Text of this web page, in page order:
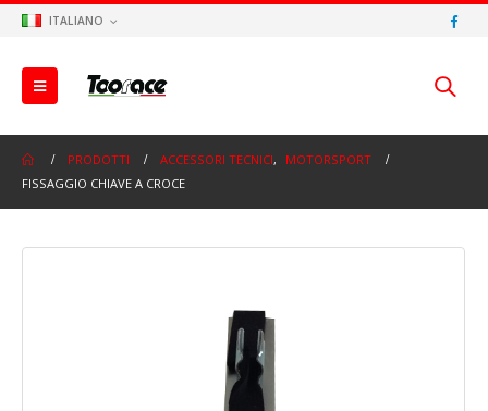
ITALIANO
PRODOTTI ACCESSORI TECNICI,
MOTORSPORT
FISSAGGIO CHIAVE A CROCE